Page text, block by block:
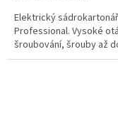
Elektrický
Professional. Vysoké
šroubování, šrouby až